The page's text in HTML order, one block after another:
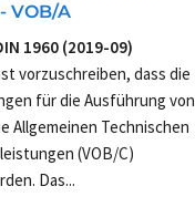
VOB/A
1960 (2019-09)
vorzuschreiben, dass die
für die Ausführung von
Allgemeinen Technischen
(VOB/C)
Das...